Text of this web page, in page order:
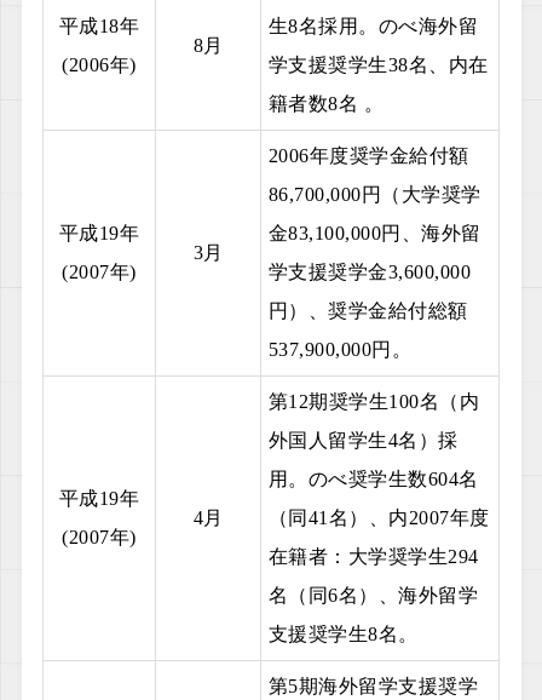
平成18年
(2006年)
8月
生8名採用。のべ海外留
学支援奨学生38名、内在
籍者数8名 。
平成19年
(2007年)
3月
2006年度奨学金給付額
86,700,000円（大学奨学
金83,100,000円、海外留
学支援奨学金3,600,000
円）、奨学金給付総額
537,900,000円。
平成19年
(2007年)
4月
第12期奨学生100名（内
外国人留学生4名）採
用。のべ奨学生数604名
（同41名）、内2007年度
在籍者：大学奨学生294
名（同6名）、海外留学
支援奨学生8名。
第5期海外留学支援奨学